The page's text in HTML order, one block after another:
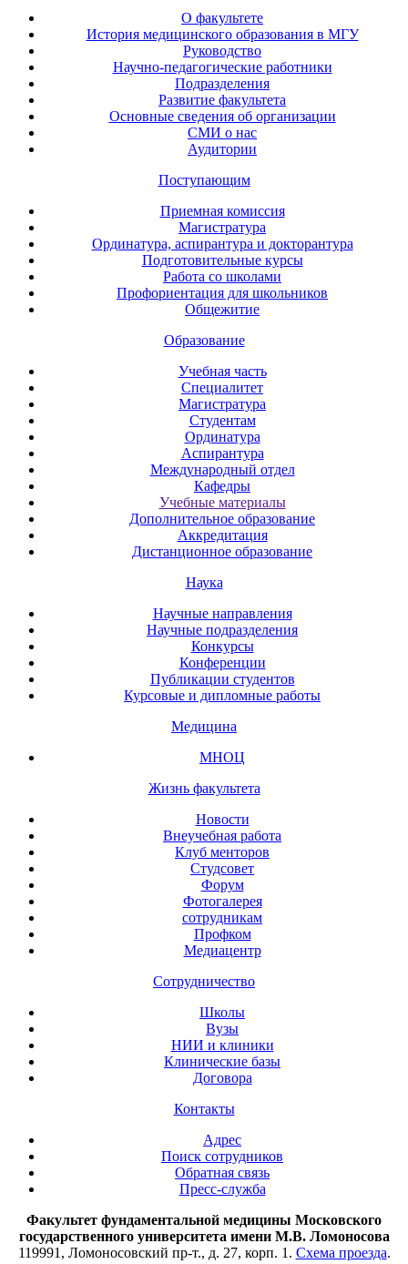
О факультете
История медицинского образования в МГУ
Руководство
Научно-педагогические работники
Подразделения
Развитие факультета
Основные сведения об организации
СМИ о нас
Аудитории
Поступающим
Приемная комиссия
Магистратура
Ординатура, аспирантура и докторантура
Подготовительные курсы
Работа со школами
Профориентация для школьников
Общежитие
Образование
Учебная часть
Специалитет
Магистратура
Студентам
Ординатура
Аспирантура
Международный отдел
Кафедры
Учебные материалы
Дополнительное образование
Аккредитация
Дистанционное образование
Наука
Научные направления
Научные подразделения
Конкурсы
Конференции
Публикации студентов
Курсовые и дипломные работы
Медицина
МНОЦ
Жизнь факультета
Новости
Внеучебная работа
Клуб менторов
Студсовет
Форум
Фотогалерея
сотрудникам
Профком
Медиацентр
Сотрудничество
Школы
Вузы
НИИ и клиники
Клинические базы
Договора
Контакты
Адрес
Поиск сотрудников
Обратная связь
Пресс-служба
Факультет фундаментальной медицины Московского
государственного университета имени М.В. Ломоносова
119991, Ломоносовский пр-т., д. 27, корп. 1. Схема проезда.